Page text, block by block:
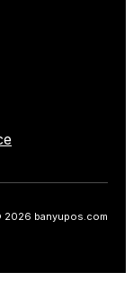
2026 banyupos.com